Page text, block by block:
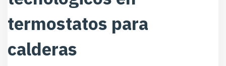
termostatos para
calderas